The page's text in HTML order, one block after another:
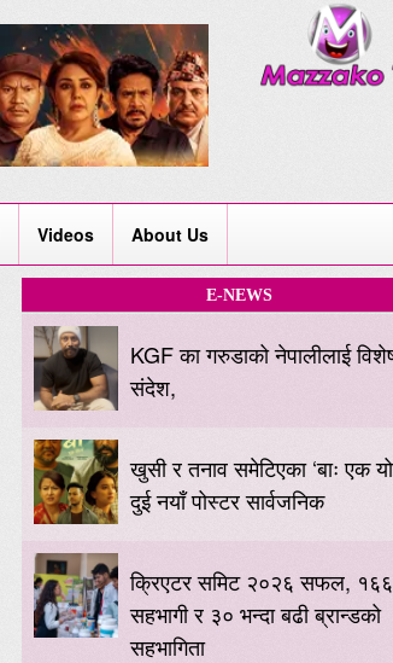
Videos About Us
E-NEWS
KGF का गरुडाको नेपालीलाई
संदेश,
खुसी र तनाव समेटिएका ‘बाः एक
दुई नयाँ पोस्टर सार्वजनिक
क्रिएटर समिट २०२६ सफल, १६६
सहभागी र ३० भन्दा बढी ब्रान्डको
सहभागिता